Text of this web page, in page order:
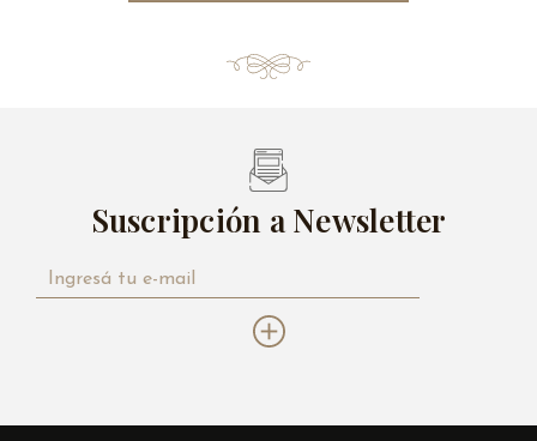
Suscripción a Newsletter